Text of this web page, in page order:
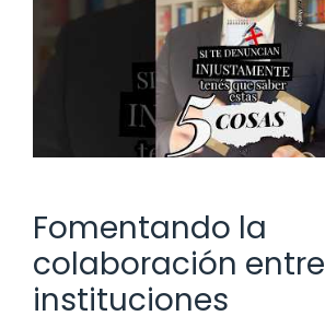
Fomentando la
colaboración entre
instituciones